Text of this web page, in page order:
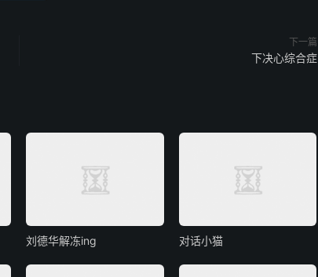
下一篇
下决心综合症
刘德华解冻ing 对话小猫